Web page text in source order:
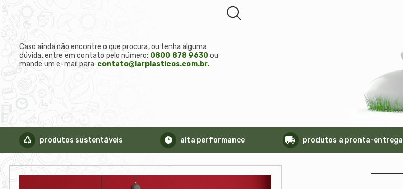
Caso ainda não encontre o que procura, ou tenha alguma
dúvida, entre em contato pelo número: 0800 878 9630 ou
mande um e-mail para: contato@larplasticos.com.br.
produtos sustentáveis alta performance produtos a pronta-entrega